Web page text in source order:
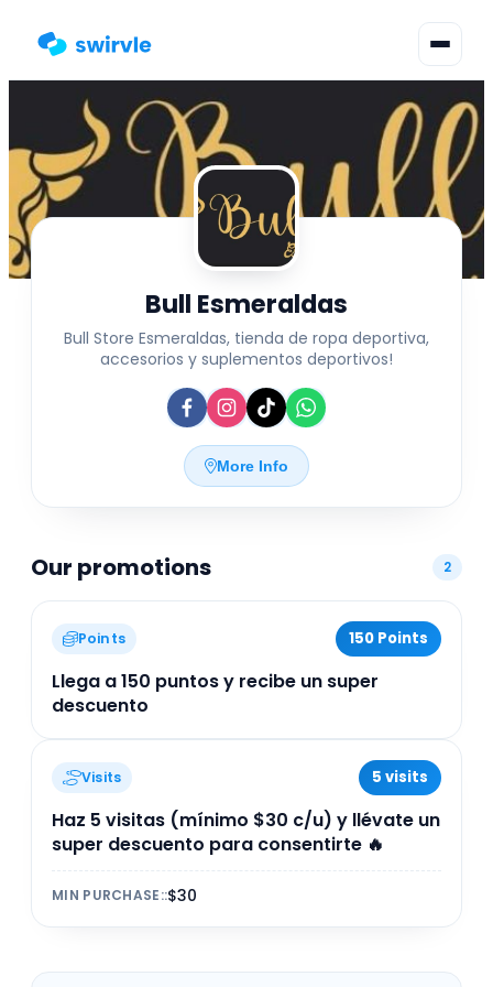
Change language
▾
Bull Esmeraldas
Bull Store Esmeraldas, tienda de ropa deportiva,
accesorios y suplementos deportivos!
More Info
Our promotions 2
Points 150 Points
Llega a 150 puntos y recibe un super
descuento
Visits 5 visits
Haz 5 visitas (mínimo $30 c/u) y llévate un
super descuento para consentirte 🔥
MIN PURCHASE::$30